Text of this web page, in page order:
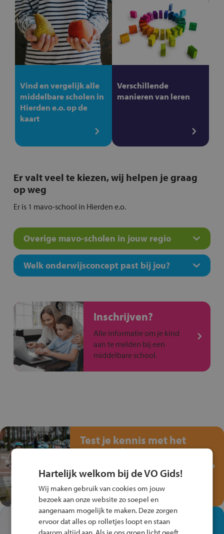
Vind en vergelijk alle
middelbare scholen in
Hierden e.o. op de
kaart
Verschillende
manieren van leren
Er valt veel te kiezen, wij helpen je graag
op weg
Er is 1 mavo-school in Hierden e.o.
Overige mavo-scholen in jouw regio
Welk onderwijsconcept past bij jou?
Inschrijven?
Alle informatie om je kind
aan te melden bij een
middelbare school.
Test je kennis met het
Fiets Veilig
Speel het Fiets Veilig Verkeersspel
en win een Cortina-fiets!
In de winkel ben je op je
Hartelijk welkom bij de VO Gids!
Wij maken gebruik van cookies om jouw
bezoek aan onze website zo soepel en
aangenaam mogelijk te maken. Deze zorgen
ervoor dat alles op rolletjes loopt en staan